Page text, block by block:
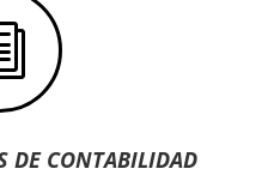
DE CONTABILIDAD